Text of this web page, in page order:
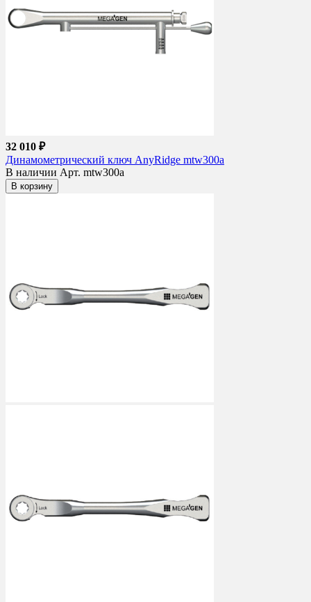
32 010 ₽
Динамометрический ключ AnyRidge mtw300a
В наличии Арт. mtw300a
В корзину